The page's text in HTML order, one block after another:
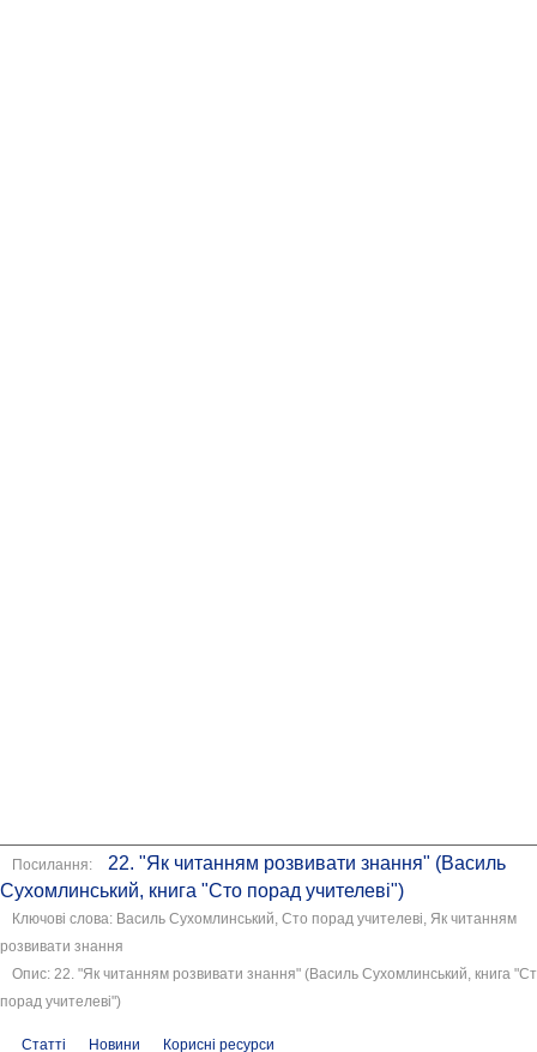
Посилання:
22. "Як читанням розвивати знання" (Василь
Сухомлинський, книга "Сто порад учителеві")
Ключові слова: Василь Сухомлинський, Сто порад учителеві, Як читанням
розвивати знання
Опис: 22. "Як читанням розвивати знання" (Василь Сухомлинський, книга
порад учителеві")
Статті Новини Корисні ресурси